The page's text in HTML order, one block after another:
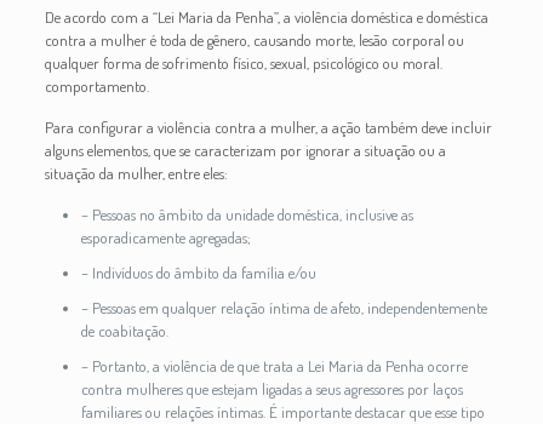
De acordo com a “Lei Maria da Penha”, a violência doméstica e doméstica
contra a mulher é toda de gênero, causando morte, lesão corporal ou
qualquer forma de sofrimento físico, sexual, psicológico ou moral.
comportamento.
Para configurar a violência contra a mulher, a ação também deve incluir
alguns elementos, que se caracterizam por ignorar a situação ou a
situação da mulher, entre eles:
– Pessoas no âmbito da unidade doméstica, inclusive as
esporadicamente agregadas;
– Indivíduos do âmbito da família e/ou
– Pessoas em qualquer relação íntima de afeto, independentemente
de coabitação.
– Portanto, a violência de que trata a Lei Maria da Penha ocorre
contra mulheres que estejam ligadas a seus agressores por laços
familiares ou relações íntimas. É importante destacar que esse tipo